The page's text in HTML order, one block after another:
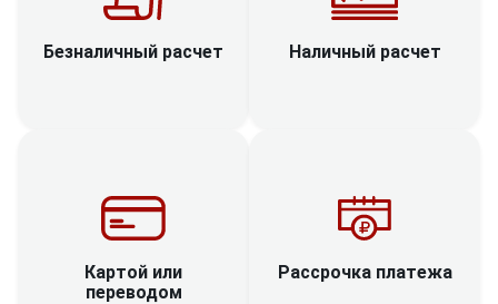
Безналичный расчет Наличный расчет
Картой или
переводом
Рассрочка платежа